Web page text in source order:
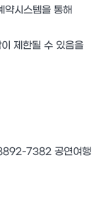
시스템을 통해
제한될 수 있음을
7382 공연여행